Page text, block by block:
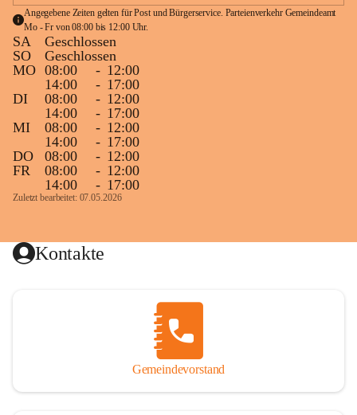
Angegebene Zeiten gelten für Post und Bürgerservice. Parteienverkehr Gemeindeamt
Mo - Fr von 08:00 bis 12:00 Uhr.
SA
Geschlossen
SO
Geschlossen
MO 08:00 - 12:00
14:00
- 17:00
DI
08:00 - 12:00
14:00
- 17:00
MI
08:00 - 12:00
14:00
- 17:00
DO
08:00 - 12:00
FR
08:00 - 12:00
14:00
- 17:00
Zuletzt bearbeitet: 07.05.2026
Kontakte
Gemeindevorstand